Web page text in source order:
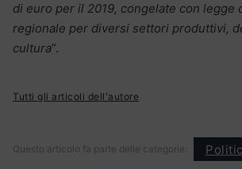
di euro per il 2019, congelate con legge
regionale per diversi settori produttivi,
cultura”.
Tutti gli articoli dell'autore
Questo articolo fa parte delle categorie: